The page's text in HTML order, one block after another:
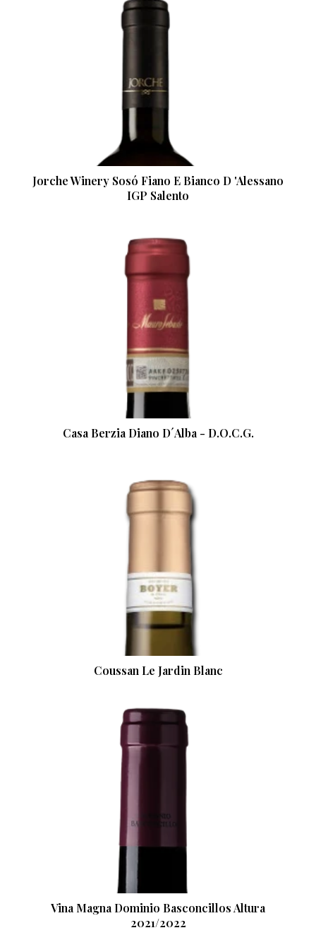
Jorche Winery Sosó Fiano E Bianco D 'Alessano
IGP Salento
Casa Berzia Diano D´Alba - D.O.C.G.
Coussan Le Jardin Blanc
Vina Magna Dominio Basconcillos Altura
2021/2022